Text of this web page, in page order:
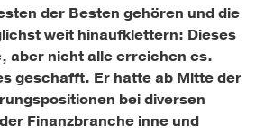
der Besten gehören und die
weit hinaufklettern: Dieses
aber nicht alle erreichen es.
geschafft. Er hatte ab Mitte der
bei diversen
Finanzbranche inne und